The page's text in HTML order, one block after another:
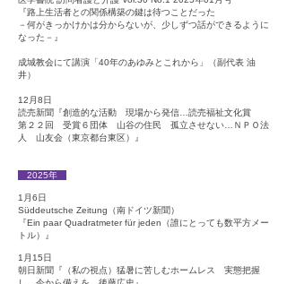
『路上生活者との関係構築の鍵は待つことだった
－何がきっかけかは分からないが、少しずつ話ができるように
なった－』
​成城教会にて講演「40年のあゆみとこれから」（副代表 油
井）
12月8日
読売新聞『創造的な活動 現場から発信…読売福祉文化賞
第２２回 受賞６団体 ⼭⾕の住⺠ 孤⽴させない…ＮＰＯ法
⼈ ⼭友会（東京都台東区）』
2025年
1月6日
Süddeutsche Zeitung（南ドイツ新聞）
『Ein paar Quadratmeter für jeden（誰にとっても数平方メー
トル）』
1月15日
朝日新聞『（私の視点）猛暑に苦しむホームレス 実態把握